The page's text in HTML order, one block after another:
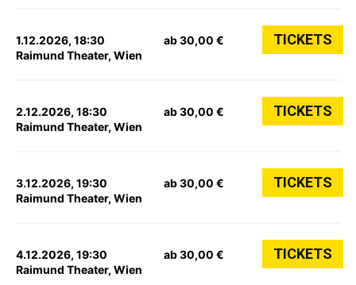
1.12.2026, 18:30
Raimund Theater, Wien
ab 30,00 € TICKETS
2.12.2026, 18:30
Raimund Theater, Wien
ab 30,00 € TICKETS
3.12.2026, 19:30
Raimund Theater, Wien
ab 30,00 € TICKETS
4.12.2026, 19:30
Raimund Theater, Wien
ab 30,00 € TICKETS